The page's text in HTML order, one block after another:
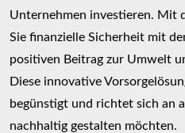
Unternehmen investieren. Mit
Sie finanzielle Sicherheit mit
positiven Beitrag zur Umwelt
Diese innovative
begünstigt und richtet sich an
nachhaltig gestalten möchten.